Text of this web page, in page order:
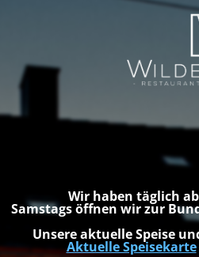
Wir haben täglich
Samstags öffnen wir zur
Unsere aktuelle Speise
Aktuelle Speisekarte